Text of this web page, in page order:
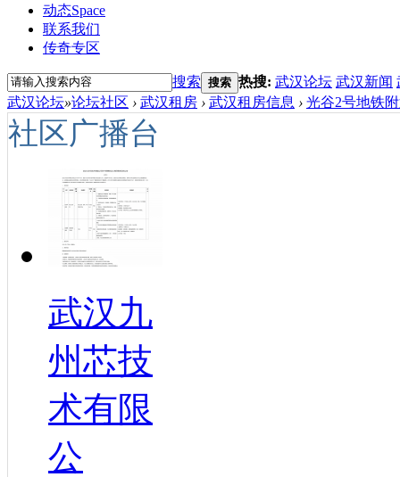
动态Space
联系我们
传奇专区
搜索 搜索 热搜: 武汉论坛 武汉新闻
武汉论坛»论坛社区 › 武汉租房 › 武汉租房信息 › 光谷2号地铁
社区广播台
武汉九
州芯技
术有限
公